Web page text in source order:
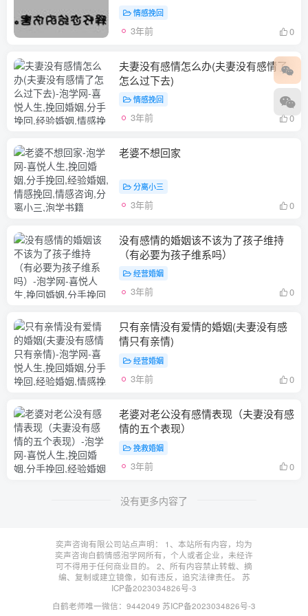
情感挽回
3年前 0
夫妻没有感情怎么办(夫妻没有感情了
怎么过下去)
情感挽回
3年前 0
老婆不想回家
分离小三
3年前 0
没有感情的婚姻该不该为了孩子维持
（有必要为孩子维系吗）
经营婚姻
3年前 0
只有亲情没有爱情的婚姻(夫妻没有感
情只有亲情)
经营婚姻
3年前 0
老婆对老公没有感情表现（夫妻没有感
情的五个表现）
挽救婚姻
3年前 0
没有更多内容了
奕声咨询有限公司站点声明： 1、本站所有内容，均为
奕声咨询白鹤情感泡学网所有，个人或者企业，未经许
可不得用于任何商业目的。 2、所有内容禁止转载、摘
编、复制或建立镜像，如有违反，追究法律责任。 苏
ICP备2023034826号-3
白鹤老师唯一微信：9442049 苏ICP备2023034826号-3